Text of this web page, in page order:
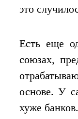
это
Есть еще
союзах,
основе. У
хуже банков.